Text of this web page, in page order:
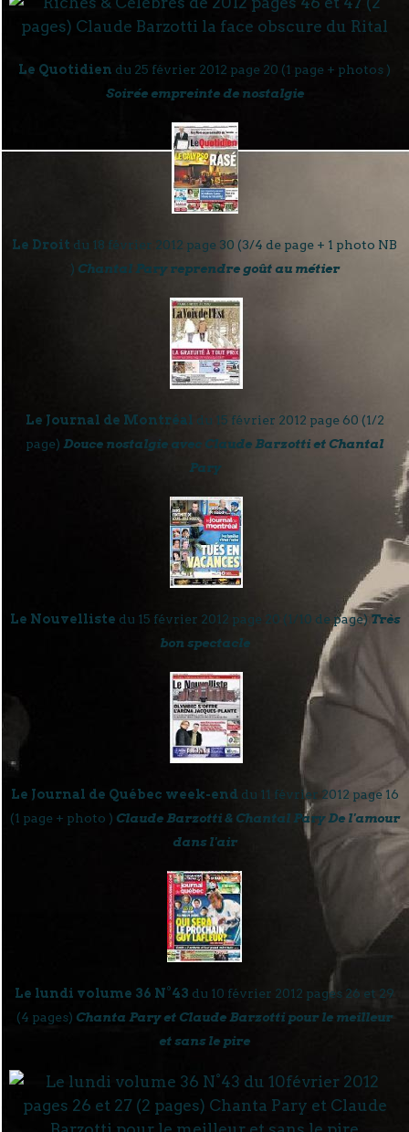
Le Quotidien du 25 février 2012 page 20 (1 page + photos )
Soirée empreinte de nostalgie
Le Droit du 18 février 2012 page 30 (3/4 de page + 1 photo NB
) Chantal Pary reprendre goût au métier
Le Journal de Montréal du 15 février 2012 page 60 (1/2
page) Douce nostalgie avec Claude Barzotti et Chantal
Pary
Le Nouvelliste du 15 février 2012 page 20 (1/10 de page) Très
bon spectacle
Le Journal de Québec week-end du 11 février 2012 page 16
(1 page + photo ) Claude Barzotti & Chantal Pary De l'amour
dans l'air
Le lundi volume 36 N°43 du 10 février 2012 pages 26 et 29
(4 pages) Chanta Pary et Claude Barzotti pour le meilleur
et sans le pire